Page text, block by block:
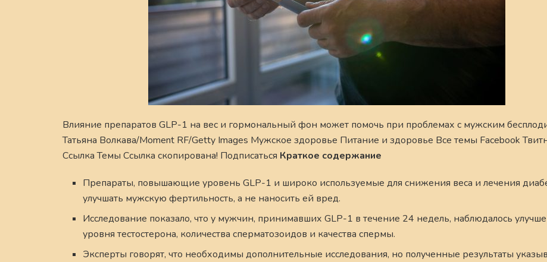
Влияние препаратов GLP-1 на вес и гормональный фон может помочь при проблемах с мужским
Татьяна Волкава/Moment RF/Getty Images Мужское здоровье Питание и здоровье Все темы Facebook
Ссылка Темы Ссылка скопирована! Подписаться Краткое содержание
Препараты, повышающие уровень GLP-1 и широко используемые для снижения веса и лечения
улучшать мужскую фертильность, а не наносить ей вред.
Исследование показало, что у мужчин, принимавших GLP-1 в течение 24 недель, наблюдалось
уровня тестостерона, количества сперматозоидов и качества спермы.
Эксперты говорят, что необходимы дополнительные исследования, но полученные результаты